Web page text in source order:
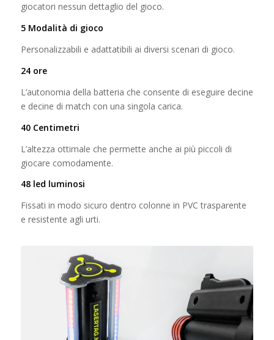
giocatori nessun dettaglio del gioco.
5 Modalità di gioco
Personalizzabili e adattatibili ai diversi scenari di gioco.
24 ore
L’autonomia della batteria che consente di eseguire decine
e decine di match con una singola carica.
40 Centimetri
L’altezza ottimale che permette anche ai più piccoli di
giocare comodamente.
48 led luminosi
Fissati in modo sicuro dentro colonne in PVC trasparente
e resistente agli urti.